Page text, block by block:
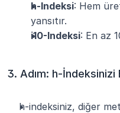
h-Indeksi: Hem
yansıtır.
i10-Indeksi: En az
3. Adım: h-İndeksinizi
h-indeksiniz, diğer